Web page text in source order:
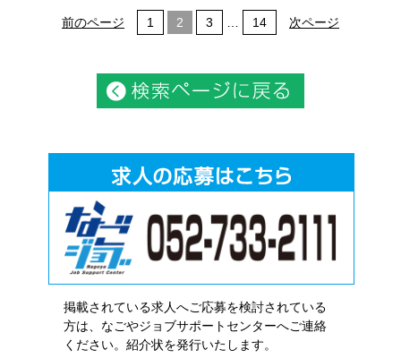
前のページ 1 2 3 14 次ページ
掲載されている求人へご応募を検討されている
方は、なごやジョブサポートセンターへご連絡
ください。紹介状を発行いたします。